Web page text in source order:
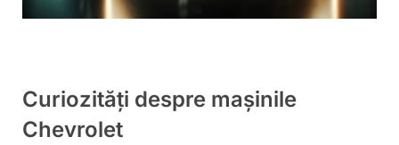
Curiozități despre mașinile
Chevrolet